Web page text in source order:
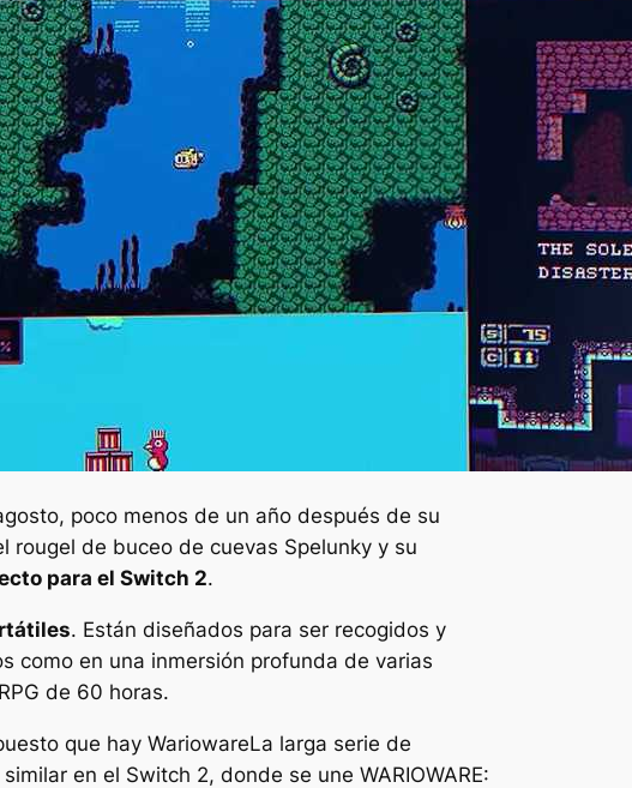
poco menos de un año después de su
rougel de buceo de cuevas Spelunky y su
para el Switch 2.
. Están diseñados para ser recogidos y
como en una inmersión profunda de varias
de 60 horas.
que hay WariowareLa larga serie de
en el Switch 2, donde se une WARIOWARE: